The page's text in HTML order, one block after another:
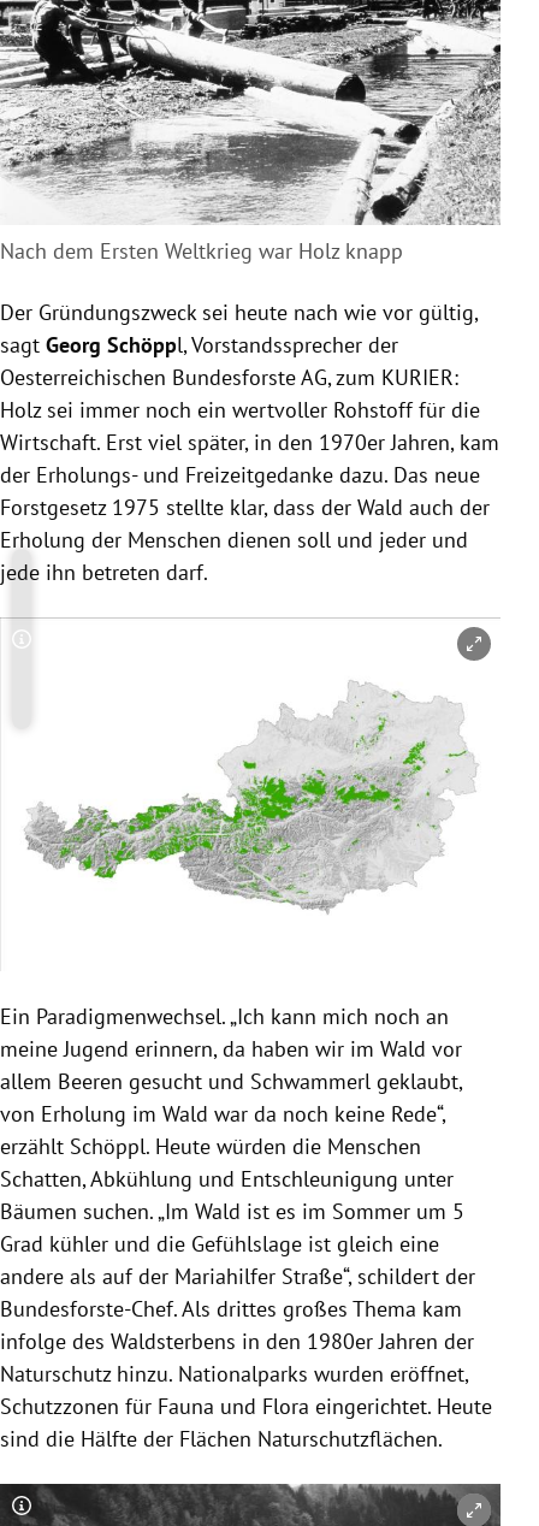
Nach dem Ersten Weltkrieg war Holz knapp
Der Gründungszweck sei heute nach wie vor gültig,
sagt Georg Schöppl, Vorstandssprecher der
Oesterreichischen Bundesforste AG, zum KURIER:
Holz sei immer noch ein wertvoller Rohstoff für die
Wirtschaft. Erst viel später, in den 1970er Jahren, kam
der Erholungs- und Freizeitgedanke dazu. Das neue
Forstgesetz 1975 stellte klar, dass der Wald auch der
Erholung der Menschen dienen soll und jeder und
jede ihn betreten darf.
Copyright-Hinweis öffnen/schließen
Ein Paradigmenwechsel. „Ich kann mich noch an
meine Jugend erinnern, da haben wir im Wald vor
allem Beeren gesucht und Schwammerl geklaubt,
von Erholung im Wald war da noch keine Rede“,
erzählt Schöppl. Heute würden die Menschen
Schatten, Abkühlung und Entschleunigung unter
Bäumen suchen. „Im Wald ist es im Sommer um 5
Grad kühler und die Gefühlslage ist gleich eine
andere als auf der Mariahilfer Straße“, schildert der
Bundesforste-Chef. Als drittes großes Thema kam
infolge des Waldsterbens in den 1980er Jahren der
Naturschutz hinzu. Nationalparks wurden eröffnet,
Schutzzonen für Fauna und Flora eingerichtet. Heute
sind die Hälfte der Flächen Naturschutzflächen.
Copyright-Hinweis öffnen/schließen